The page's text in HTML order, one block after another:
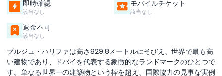
即時確認
該当なし
モバイルチケット
該当なし
返金不可
該当なし
ブルジュ・ハリファは高さ829.8メートルにそびえ、世界で最も高
い建物であり、ドバイを代表する象徴的なランドマークのひとつで
す。単なる世界一の建築物という枠を超え、国際協力の見事な実例